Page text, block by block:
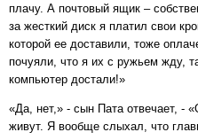
плачу. А почтовый ящик –
за жесткий диск я платил свои
которой ее доставили, тоже
почуяли, что я их с ружьем жду,
компьютер достали!»
«Да, нет,» - сын Пата отвечает, -
живут. Я вообще слыхал, что